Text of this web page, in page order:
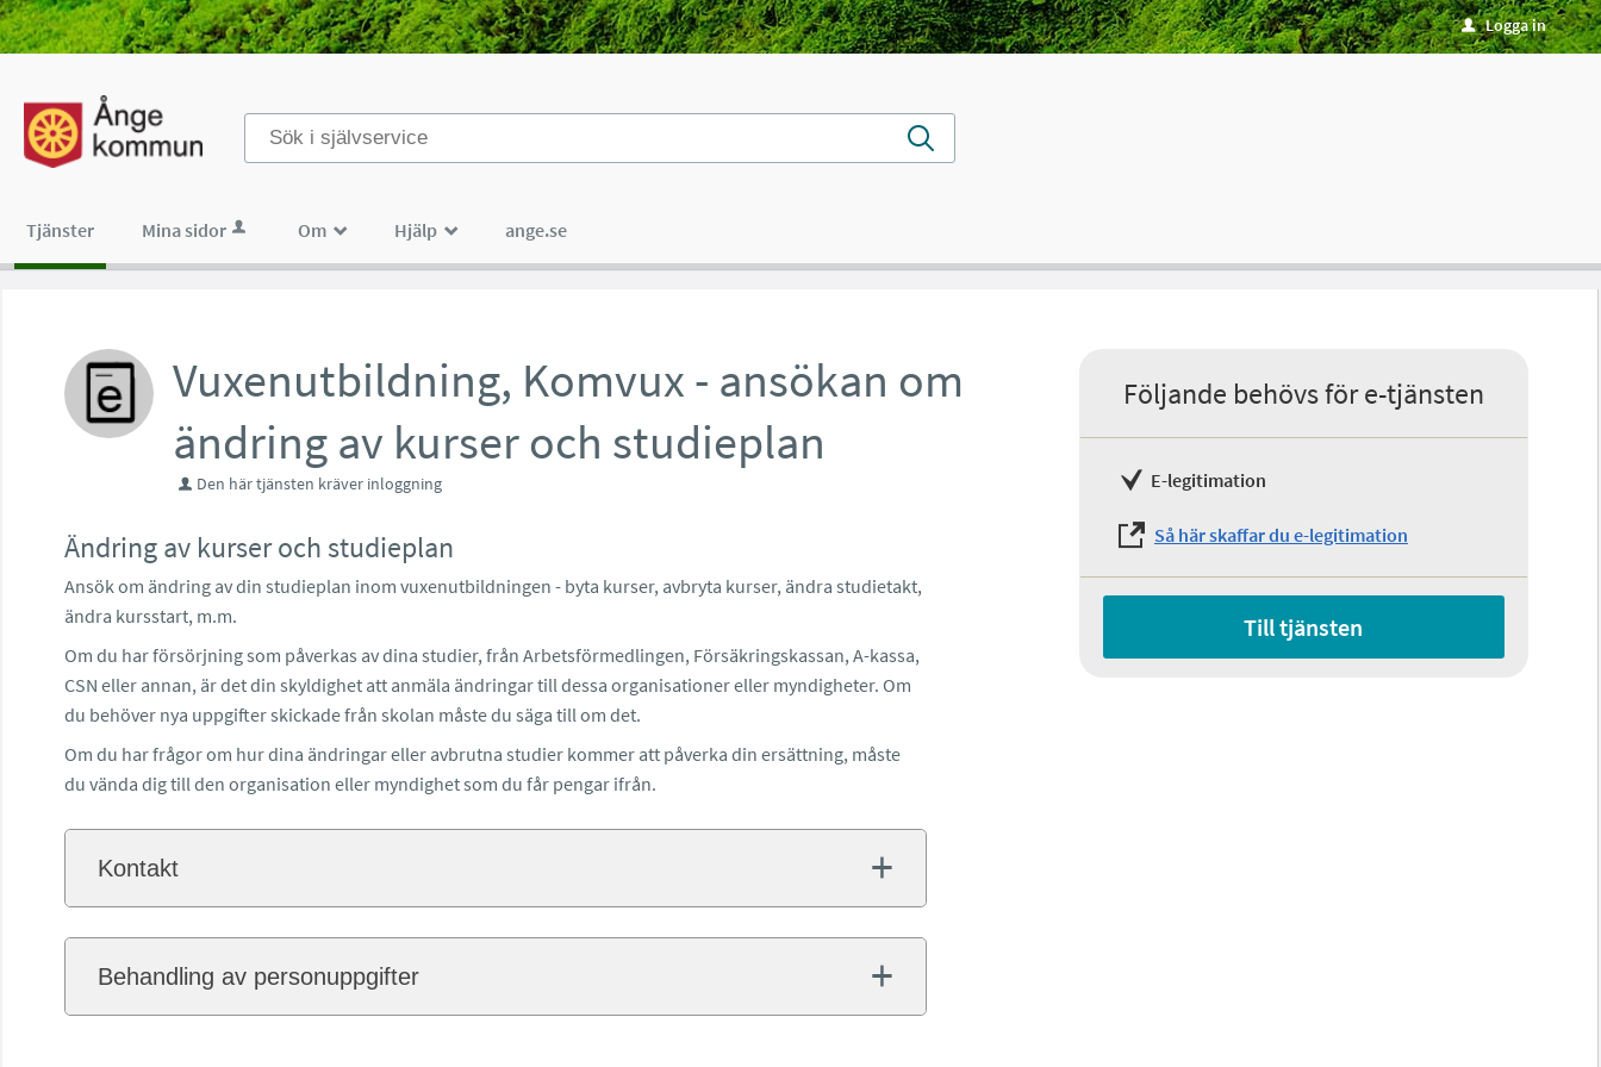
Välkommen
till
tjänster
kommun
u Logga in
Tjänster Mina sidor Om _ Hjälp _ ange.se
Vuxenutbildning, Komvux - ansökan om
ändring av kurser och studieplan
Den här tjänsten kräver inloggning
Ändring av kurser och studieplan
Ansök om ändring av din studieplan inom vuxenutbildningen - byta kurser, avbryta kurser, ändra studietakt,
ändra kursstart, m.m.
Om du har försörjning som påverkas av dina studier, från Arbetsförmedlingen, Försäkringskassan, A-kassa,
CSN eller annan, är det din skyldighet att anmäla ändringar till dessa organisationer eller myndigheter. Om
du behöver nya uppgifter skickade från skolan måste du säga till om det.
Om du har frågor om hur dina ändringar eller avbrutna studier kommer att påverka din ersättning, måste
du vända dig till den organisation eller myndighet som du får pengar ifrån.
Kontakt
Behandling av personuppgifter
Följande behövs för e-tjänsten
E-legitimation
Så här skaffar du e-legitimation
Till tjänsten